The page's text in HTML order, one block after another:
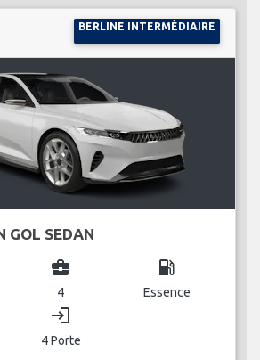
BERLINE INTERMÉDIAIRE
GOL SEDAN
business_center
4
local_gas_station
Essence
login
4 Porte